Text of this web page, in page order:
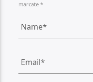
marcate *